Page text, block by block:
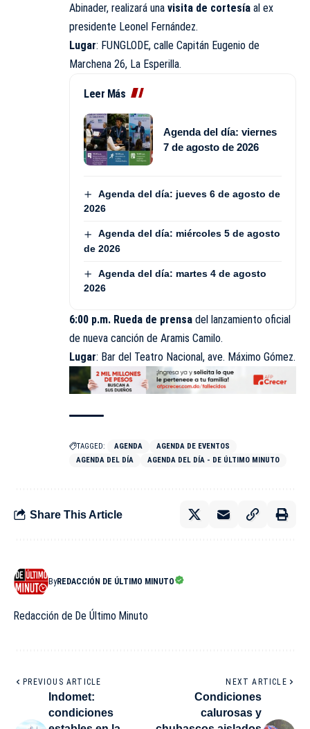
Abinader, realizará una visita de cortesía al ex
presidente Leonel Fernández.
Lugar: FUNGLODE, calle Capitán Eugenio de
Marchena 26, La Esperilla.
Leer Más
Agenda del día: viernes
7 de agosto de 2026
Agenda del día: jueves 6 de agosto de
2026
Agenda del día: miércoles 5 de agosto
de 2026
Agenda del día: martes 4 de agosto
2026
6:00 p.m. Rueda de prensa del lanzamiento oficial
de nueva canción de Aramis Camilo.
Lugar: Bar del Teatro Nacional, ave. Máximo Gómez.
TAGGED: AGENDA
AGENDA DE EVENTOS
AGENDA DEL DÍA
AGENDA DEL DÍA - DE ÚLTIMO MINUTO
Share This Article
ByREDACCIÓN DE ÚLTIMO MINUTO
Redacción de De Último Minuto
PREVIOUS ARTICLE
Indomet:
condiciones
NEXT ARTICLE
Condiciones
calurosas y